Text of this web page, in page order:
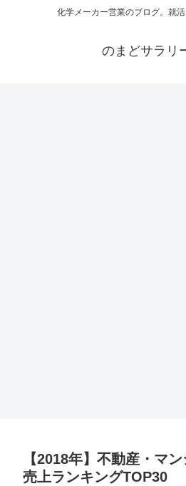
化学メーカー営業のブログ。就活
のまどサラリ
【2018年】不動産・マ
売上ランキングTOP30